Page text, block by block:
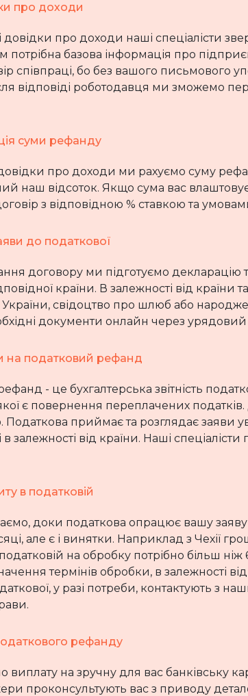
про доходи
довідки про доходи наші спеціалісти
потрібна базова інформація про
співпраці, бо без вашого письмового
відповіді роботодавця ми зможемо
суми рефанду
про доходи ми рахуємо суму
наш відсоток. Якщо сума вас
з відповідною % ставкою та
до податкової
договору ми підготуємо декларацію
країни. В залежності від
свідоцтво про шлюб або
документи онлайн через урядовий
на податковий рефанд
- це бухгалтерська звітність
є повернення переплачених
Податкова приймає та розглядає заяви
в залежності від країни. Наші
в податковій
доки податкова опрацює вашу
але є і винятки. Наприклад з Чехії
на обробку потрібно більш
термінів обробки, в залежності
у разі потреби, контактують з
рефанду
на зручну для вас банківську
проконсультують вас з приводу